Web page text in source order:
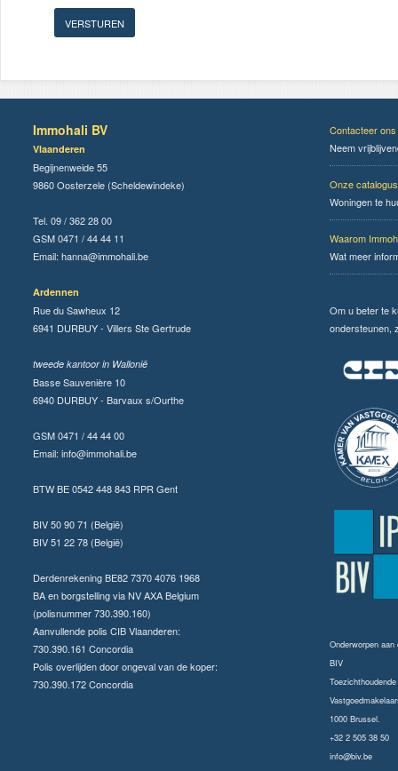
Immohali BV
Vlaanderen
Begijnenweide 55
9860 Oosterzele (Scheldewindeke)
Tel. 09 / 362 28 00
GSM 0471 / 44 44 11
Email: hanna@immohali.be
Ardennen
Rue du Sawheux 12
6941 DURBUY - Villers Ste Gertrude
tweede kantoor in Wallonië
Basse Sauvenière 10
6940 DURBUY - Barvaux s/Ourthe
GSM 0471 / 44 44 00
Email: info@immohali.be
BTW BE 0542 448 843 RPR Gent
BIV 50 90 71 (België)
BIV 51 22 78 (België)
Derdenrekening BE82 7370 4076 1968
BA en borgstelling via NV AXA Belgium
(polisnummer 730.390.160)
Aanvullende polis CIB Vlaanderen:
730.390.161 Concordia
Polis overlijden door ongeval van de koper:
730.390.172 Concordia
Contacteer ons
Neem
Onze catalogus
Woningen te
Waarom
Wat meer
Om u beter te
ondersteunen,
Onderworpen
BIV
1000 Brussel.
+32 2 505 38 50
info@biv.be